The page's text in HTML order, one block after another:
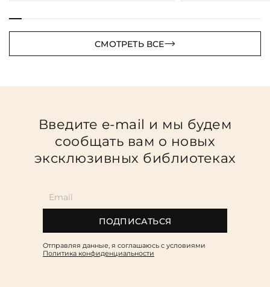
СМОТРЕТЬ ВСЕ
Введите e-mail и мы будем
сообщать вам о новых
эксклюзивных библиотеках
ПОДПИСАТЬСЯ
Отправляя данные, я соглашаюсь c условиями
Политика конфиденциальности